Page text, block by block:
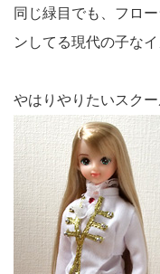
同じ緑目でも、フロ
ンしてる現代の子なイ
やはりやりたいスク